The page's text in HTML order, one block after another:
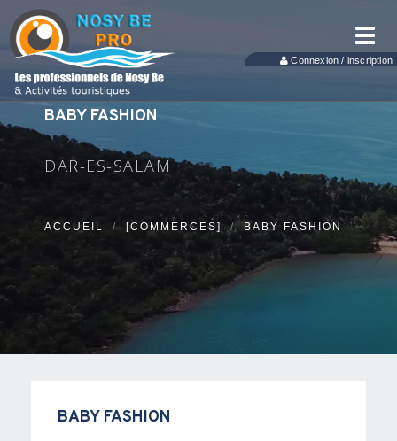
Connexion / inscription
BABY FASHION
DAR-ES-SALAM
ACCUEIL [COMMERCES] BABY FASHION
BABY FASHION